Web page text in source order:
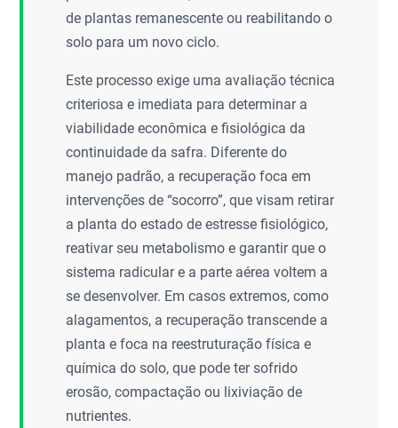
de plantas remanescente ou reabilitando o
solo para um novo ciclo.
Este processo exige uma avaliação técnica
criteriosa e imediata para determinar a
viabilidade econômica e fisiológica da
continuidade da safra. Diferente do
manejo padrão, a recuperação foca em
intervenções de “socorro”, que visam retirar
a planta do estado de estresse fisiológico,
reativar seu metabolismo e garantir que o
sistema radicular e a parte aérea voltem a
se desenvolver. Em casos extremos, como
alagamentos, a recuperação transcende a
planta e foca na reestruturação física e
química do solo, que pode ter sofrido
erosão, compactação ou lixiviação de
nutrientes.